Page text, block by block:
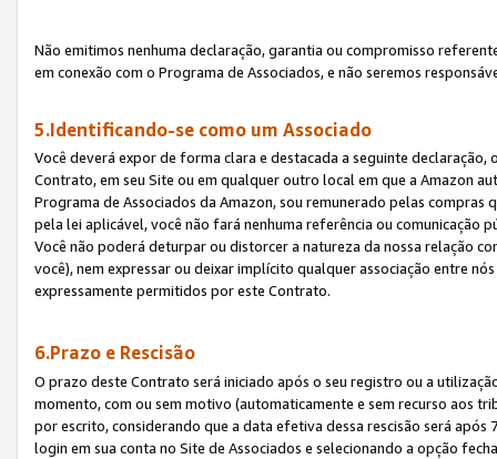
Não emitimos nenhuma declaração, garantia ou compromisso
em conexão com o Programa de Associados, e não seremos
5.Identificando-se como um Associado
Você deverá expor de forma clara e destacada a seguinte
Contrato, em seu Site ou em qualquer outro local em que a Amazon
Programa de Associados da Amazon, sou remunerado pelas
pela lei aplicável, você não fará nenhuma referência ou comunicação
Você não poderá deturpar ou distorcer a natureza da nossa relação
você), nem expressar ou deixar implícito qualquer associação entre
expressamente permitidos por este Contrato.
6.Prazo e Rescisão
O prazo deste Contrato será iniciado após o seu registro ou a
momento, com ou sem motivo (automaticamente e sem recurso aos
por escrito, considerando que a data efetiva dessa rescisão será
login em sua conta no Site de Associados e selecionando a opção